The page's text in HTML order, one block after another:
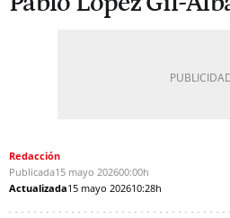
Redacción
Publicada15 mayo 202600:00h
Actualizada15 mayo 202610:28h